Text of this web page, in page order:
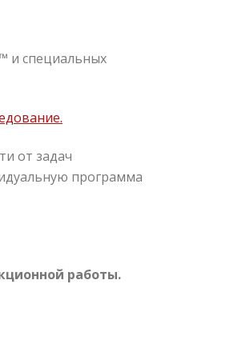
и специальных
от задач
программа
работы.